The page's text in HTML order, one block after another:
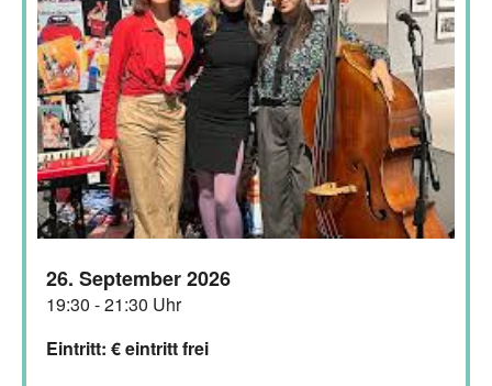
26. September 2026
19:30 - 21:30 Uhr
Eintritt: € eintritt frei